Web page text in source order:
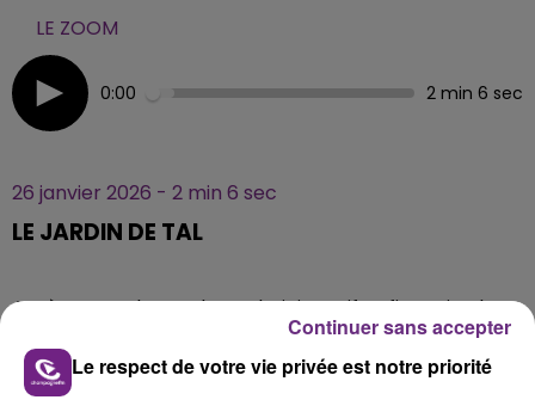
LE ZOOM
0:00 2 min 6 sec
26 janvier 2026 - 2 min 6 sec
LE JARDIN DE TAL
Après 4 ans de combat administratif et financier, la
micro-crèche inclusive "Le Jardin de Tal " a ouvert ses
portes en septembre 2025 à Reims.
Le respect de votre vie privée est notre priorité
Continuer sans accepter